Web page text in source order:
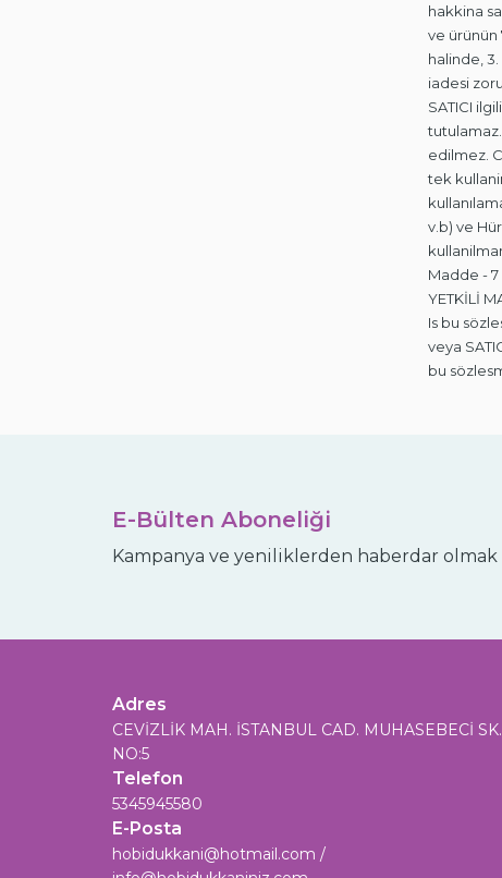
hakkina
ve
halinde,
iadesi
SATICI
edilmez.
tek
v.b) ve
Madde - 7
YETKİLİ
Is bu
veya
bu
E-Bülten Aboneliği
Kampanya ve yeniliklerden haberdar
Adres
CEVİZLİK MAH. İSTANBUL CAD. MUHASEBECİ SK.
NO:5
Telefon
5345945580
E-Posta
hobidukkani@hotmail.com /